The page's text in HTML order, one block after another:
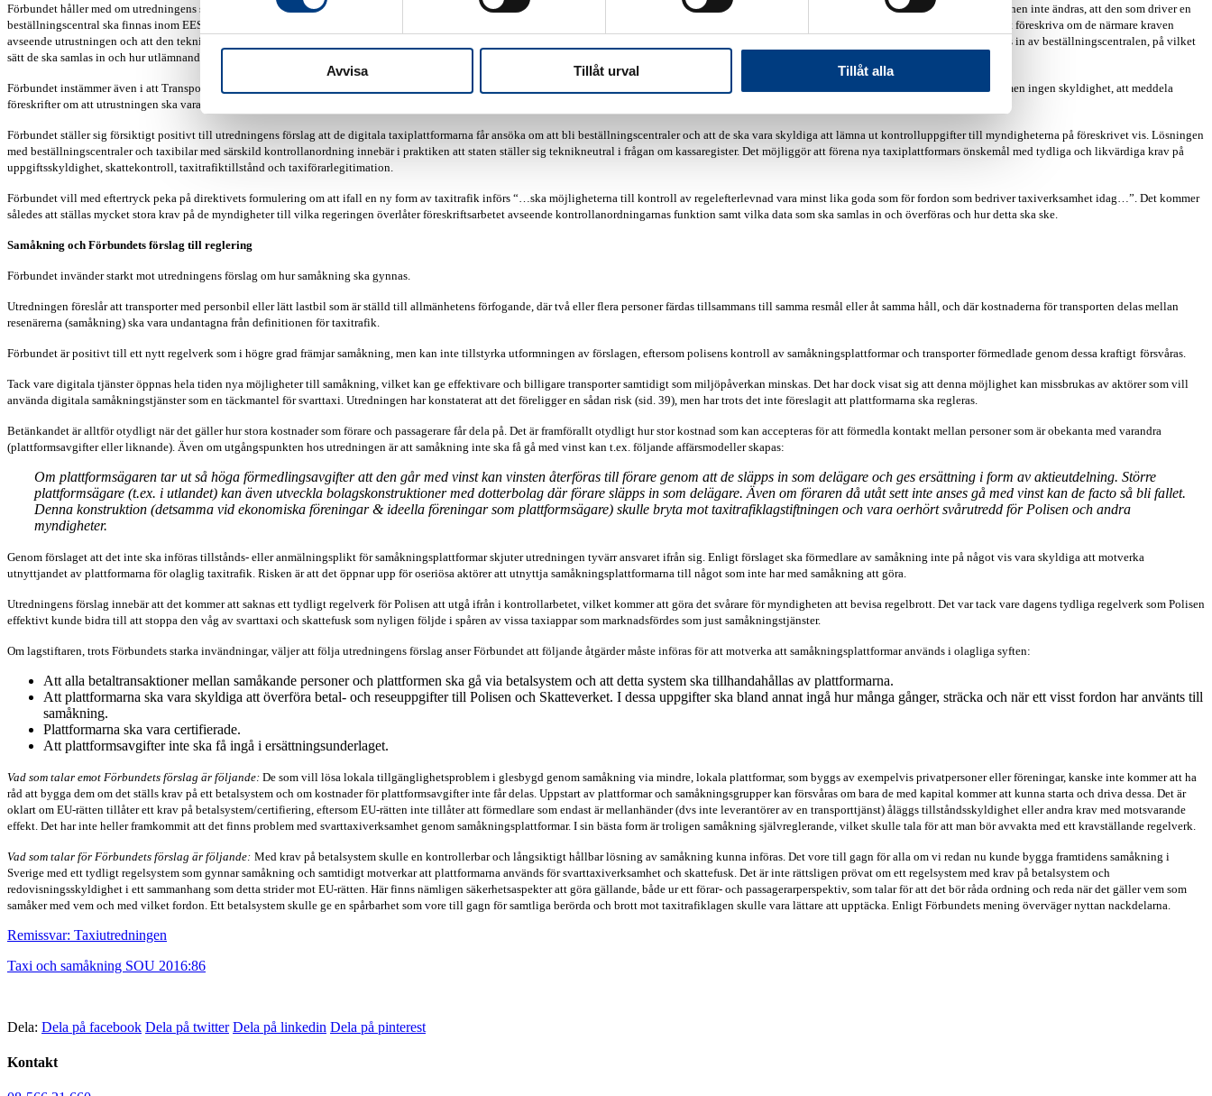
Avvisa Tillåt urval Tillåt alla
Förbundet håller med om utredningens ställningstagande när det gäller följande: Det är lämpligt att insamling, lagring och utlämning av insamlade uppgifter ska ske under sådana förhållanden att informationen inte ändras, att den som driver en
beställningscentral ska finnas inom EES och att även utrustningen för mottagande, insamling, lagring och utlämnande av data ska finnas inom EES. Vidare är det bra att Transportstyrelsen ska bemyndigas att föreskriva om de närmare kraven
avseende utrustningen och att den tekniska utrustningen som ska användas i beställningscentralens verksamhet ska vara certifierad samt att Transportstyrelsen ska få föreskriva vilka uppgifter som ska samlas in av beställningscentralen, på vilket
sätt de ska samlas in och hur utlämnandet av sådana uppgifter ska få ske.
Förbundet instämmer även i att Transportstyrelsen ska få meddela föreskrifter om krav på kontrollutrustningen, teknisk kontroll och användning av utrustningen och att Transportstyrelsen ska få möjlighet, men ingen skyldighet, att meddela
föreskrifter om att utrustningen ska vara certifierad.
Förbundet ställer sig försiktigt positivt till utredningens förslag att de digitala taxiplattformarna får ansöka om att bli beställningscentraler och att de ska vara skyldiga att lämna ut kontrolluppgifter till myndigheterna på föreskrivet vis. Lösningen
med beställningscentraler och taxibilar med särskild kontrollanordning innebär i praktiken att staten ställer sig teknikneutral i frågan om kassaregister. Det möjliggör att förena nya taxiplattformars önskemål med tydliga och likvärdiga krav på
uppgiftsskyldighet, skattekontroll, taxitrafiktillstånd och taxiförarlegitimation.
Förbundet vill med eftertryck peka på direktivets formulering om att ifall en ny form av taxitrafik införs “…ska möjligheterna till kontroll av regelefterlevnad vara minst lika goda som för fordon som bedriver taxiverksamhet idag…”. Det kommer
således att ställas mycket stora krav på de myndigheter till vilka regeringen överlåter föreskriftsarbetet avseende kontrollanordningarnas funktion samt vilka data som ska samlas in och överföras och hur detta ska ske.
Samåkning och Förbundets förslag till reglering
Förbundet invänder starkt mot utredningens förslag om hur samåkning ska gynnas.
Utredningen föreslår att transporter med personbil eller lätt lastbil som är ställd till allmänhetens förfogande, där två eller flera personer färdas tillsammans till samma resmål eller åt samma håll, och där kostnaderna för transporten delas mellan
resenärerna (samåkning) ska vara undantagna från definitionen för taxitrafik.
Förbundet är positivt till ett nytt regelverk som i högre grad främjar samåkning, men kan inte tillstyrka utformningen av förslagen, eftersom polisens kontroll av samåkningsplattformar och transporter förmedlade genom dessa kraftigt försvåras.
Tack vare digitala tjänster öppnas hela tiden nya möjligheter till samåkning, vilket kan ge effektivare och billigare transporter samtidigt som miljöpåverkan minskas. Det har dock visat sig att denna möjlighet kan missbrukas av aktörer som vill
använda digitala samåkningstjänster som en täckmantel för svarttaxi. Utredningen har konstaterat att det föreligger en sådan risk (sid. 39), men har trots det inte föreslagit att plattformarna ska regleras.
Betänkandet är alltför otydligt när det gäller hur stora kostnader som förare och passagerare får dela på. Det är framförallt otydligt hur stor kostnad som kan accepteras för att förmedla kontakt mellan personer som är obekanta med varandra
(plattformsavgifter eller liknande). Även om utgångspunkten hos utredningen är att samåkning inte ska få gå med vinst kan t.ex. följande affärsmodeller skapas:
Om plattformsägaren tar ut så höga förmedlingsavgifter att den går med vinst kan vinsten återföras till förare genom att de släpps in som delägare och ges ersättning i form av aktieutdelning. Större
plattformsägare (t.ex. i utlandet) kan även utveckla bolagskonstruktioner med dotterbolag där förare släpps in som delägare. Även om föraren då utåt sett inte anses gå med vinst kan de facto så bli fallet.
Denna konstruktion (detsamma vid ekonomiska föreningar & ideella föreningar som plattformsägare) skulle bryta mot taxitrafiklagstiftningen och vara oerhört svårutredd för Polisen och andra
myndigheter.
Genom förslaget att det inte ska införas tillstånds- eller anmälningsplikt för samåkningsplattformar skjuter utredningen tyvärr ansvaret ifrån sig. Enligt förslaget ska förmedlare av samåkning inte på något vis vara skyldiga att motverka
utnyttjandet av plattformarna för olaglig taxitrafik. Risken är att det öppnar upp för oseriösa aktörer att utnyttja samåkningsplattformarna till något som inte har med samåkning att göra.
Utredningens förslag innebär att det kommer att saknas ett tydligt regelverk för Polisen att utgå ifrån i kontrollarbetet, vilket kommer att göra det svårare för myndigheten att bevisa regelbrott. Det var tack vare dagens tydliga regelverk som Polisen
effektivt kunde bidra till att stoppa den våg av svarttaxi och skattefusk som nyligen följde i spåren av vissa taxiappar som marknadsfördes som just samåkningstjänster.
Om lagstiftaren, trots Förbundets starka invändningar, väljer att följa utredningens förslag anser Förbundet att följande åtgärder måste införas för att motverka att samåkningsplattformar används i olagliga syften:
Att alla betaltransaktioner mellan samåkande personer och plattformen ska gå via betalsystem och att detta system ska tillhandahållas av plattformarna.
Att plattformarna ska vara skyldiga att överföra betal- och reseuppgifter till Polisen och Skatteverket. I dessa uppgifter ska bland annat ingå hur många gånger, sträcka och när ett visst fordon har använts till
samåkning.
Plattformarna ska vara certifierade.
Att plattformsavgifter inte ska få ingå i ersättningsunderlaget.
Vad som talar emot Förbundets förslag är följande: De som vill lösa lokala tillgänglighetsproblem i glesbygd genom samåkning via mindre, lokala plattformar, som byggs av exempelvis privatpersoner eller föreningar, kanske inte kommer att ha
råd att bygga dem om det ställs krav på ett betalsystem och om kostnader för plattformsavgifter inte får delas. Uppstart av plattformar och samåkningsgrupper kan försvåras om bara de med kapital kommer att kunna starta och driva dessa. Det är
oklart om EU-rätten tillåter ett krav på betalsystem/certifiering, eftersom EU-rätten inte tillåter att förmedlare som endast är mellanhänder (dvs inte leverantörer av en transporttjänst) åläggs tillståndsskyldighet eller andra krav med motsvarande
effekt. Det har inte heller framkommit att det finns problem med svarttaxiverksamhet genom samåkningsplattformar. I sin bästa form är troligen samåkning självreglerande, vilket skulle tala för att man bör avvakta med ett kravställande regelverk.
Vad som talar för Förbundets förslag är följande: Med krav på betalsystem skulle en kontrollerbar och långsiktigt hållbar lösning av samåkning kunna införas. Det vore till gagn för alla om vi redan nu kunde bygga framtidens samåkning i
Sverige med ett tydligt regelsystem som gynnar samåkning och samtidigt motverkar att plattformarna används för svarttaxiverksamhet och skattefusk. Det är inte rättsligen prövat om ett regelsystem med krav på betalsystem och
redovisningsskyldighet i ett sammanhang som detta strider mot EU-rätten. Här finns nämligen säkerhetsaspekter att göra gällande, både ur ett förar- och passagerarperspektiv, som talar för att det bör råda ordning och reda när det gäller vem som
samåker med vem och med vilket fordon. Ett betalsystem skulle ge en spårbarhet som vore till gagn för samtliga berörda och brott mot taxitrafiklagen skulle vara lättare att upptäcka. Enligt Förbundets mening överväger nyttan nackdelarna.
Remissvar: Taxiutredningen
Taxi och samåkning SOU 2016:86
Dela: Dela på facebook Dela på twitter Dela på linkedin Dela på pinterest
Kontakt